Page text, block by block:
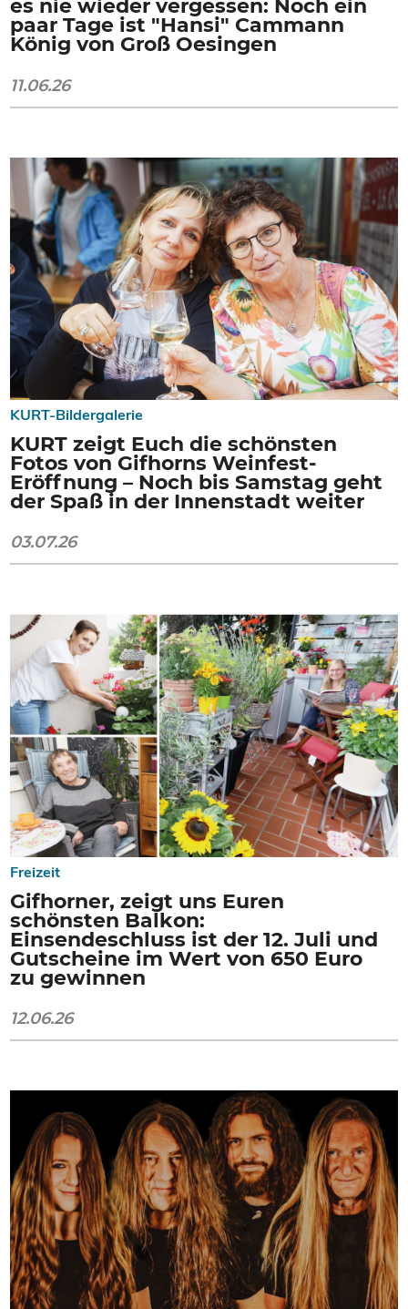
es nie wieder vergessen: Noch ein
paar Tage ist "Hansi" Cammann
König von Groß Oesingen
11.06.26
KURT-Bildergalerie
KURT zeigt Euch die schönsten
Fotos von Gifhorns Weinfest-
Eröffnung – Noch bis Samstag geht
der Spaß in der Innenstadt weiter
03.07.26
Freizeit
Gifhorner, zeigt uns Euren
schönsten Balkon:
Einsendeschluss ist der 12. Juli und
Gutscheine im Wert von 650 Euro
zu gewinnen
12.06.26